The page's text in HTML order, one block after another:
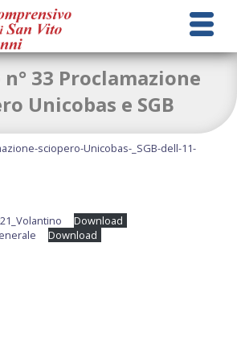
33 Proclamazione
Unicobas e SGB
sciopero-Unicobas-_SGB-dell-11-
Download
Download